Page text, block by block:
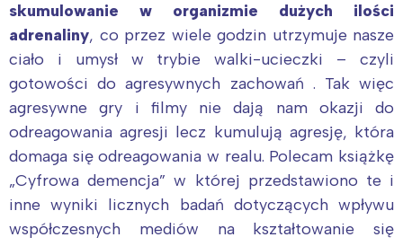
skumulowanie w organizmie dużych ilości
adrenaliny, co przez wiele godzin utrzymuje nasze
ciało i umysł w trybie walki-ucieczki – czyli
gotowości do agresywnych zachowań . Tak więc
agresywne gry i filmy nie dają nam okazji do
odreagowania agresji lecz kumulują agresję, która
domaga się odreagowania w realu. Polecam książkę
„Cyfrowa demencja” w której przedstawiono te i
inne wyniki licznych badań dotyczących wpływu
współczesnych mediów na kształtowanie się